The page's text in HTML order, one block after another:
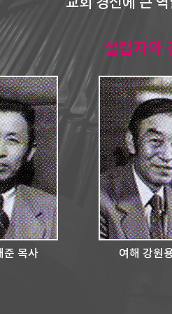
설립자와
준 목사 여해 강원